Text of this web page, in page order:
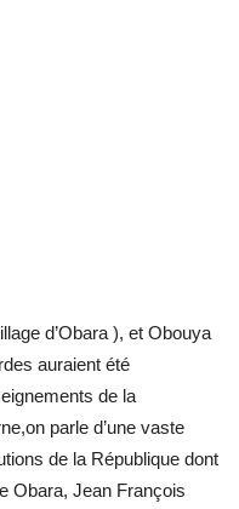
d’Obara ), et Obouya
auraient été
de la
parle d’une vaste
de la République dont
Obara, Jean François